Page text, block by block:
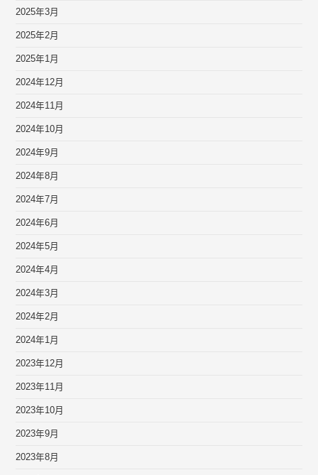
2025年3月
2025年2月
2025年1月
2024年12月
2024年11月
2024年10月
2024年9月
2024年8月
2024年7月
2024年6月
2024年5月
2024年4月
2024年3月
2024年2月
2024年1月
2023年12月
2023年11月
2023年10月
2023年9月
2023年8月